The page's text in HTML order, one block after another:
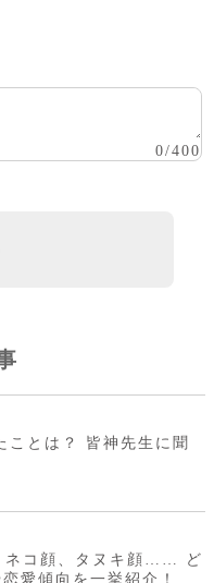
0/400
ことは？ 皆神先生に聞
ネコ顔、タヌキ顔…… ど
愛傾向を一挙紹介！